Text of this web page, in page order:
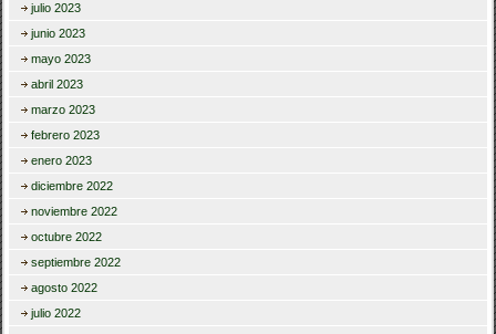
julio 2023
junio 2023
mayo 2023
abril 2023
marzo 2023
febrero 2023
enero 2023
diciembre 2022
noviembre 2022
octubre 2022
septiembre 2022
agosto 2022
julio 2022